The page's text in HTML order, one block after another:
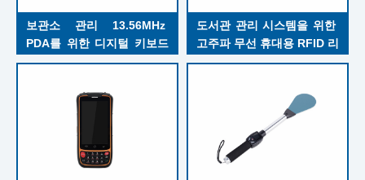
보관소 관리 13.56MHz
PDA를 위한 디지털 키보드
가 장착된 휴대용 RFID 리더
도서관 관리 시스템을 위한
고주파 무선 휴대용 RFID 리
더